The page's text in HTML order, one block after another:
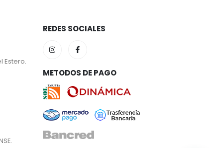
Estero.
REDES SOCIALES
METODOS DE PAGO